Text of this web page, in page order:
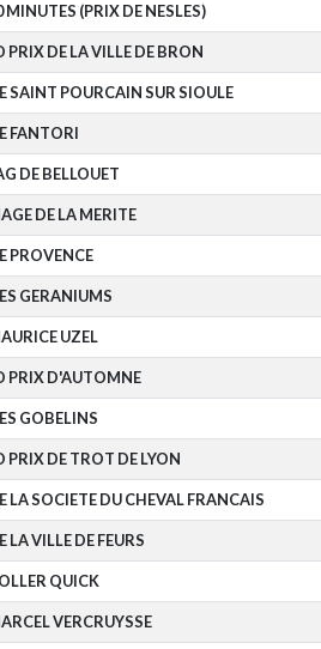
MINUTES (PRIX DE NESLES)
PRIX DE LA VILLE DE BRON
SAINT POURCAIN SUR SIOULE
FANTORI
DE BELLOUET
DE LA MERITE
PROVENCE
GERANIUMS
UZEL
PRIX D'AUTOMNE
GOBELINS
PRIX DE TROT DE LYON
LA SOCIETE DU CHEVAL FRANCAIS
LA VILLE DE FEURS
QUICK
VERCRUYSSE